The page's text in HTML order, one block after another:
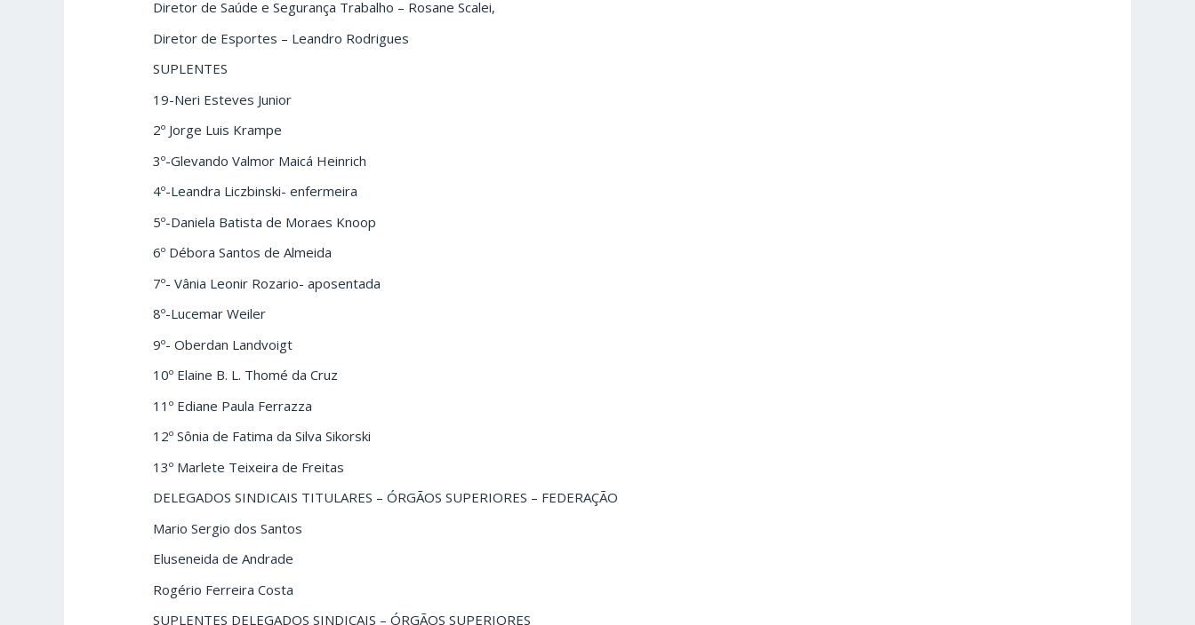
Diretor de Saúde e Segurança Trabalho – Rosane Scalei,
Diretor de Esportes – Leandro Rodrigues
SUPLENTES
19-Neri Esteves Junior
2º Jorge Luis Krampe
3º-Glevando Valmor Maicá Heinrich
4º-Leandra Liczbinski- enfermeira
5º-Daniela Batista de Moraes Knoop
6º Débora Santos de Almeida
7º- Vânia Leonir Rozario- aposentada
8º-Lucemar Weiler
9º- Oberdan Landvoigt
10º Elaine B. L. Thomé da Cruz
11º Ediane Paula Ferrazza
12º Sônia de Fatima da Silva Sikorski
13º Marlete Teixeira de Freitas
DELEGADOS SINDICAIS TITULARES – ÓRGÃOS SUPERIORES – FEDERAÇÃO
Mario Sergio dos Santos
Eluseneida de Andrade
Rogério Ferreira Costa
SUPLENTES DELEGADOS SINDICAIS – ÓRGÃOS SUPERIORES